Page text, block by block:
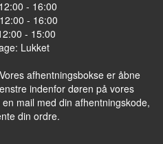
- 16:00
- 16:00
- 15:00
Lukket
afhentningsbokse er åbne
indenfor døren på vores
mail med din afhentningskode,
din ordre.